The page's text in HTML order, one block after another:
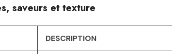
saveurs et texture
DESCRIPTION